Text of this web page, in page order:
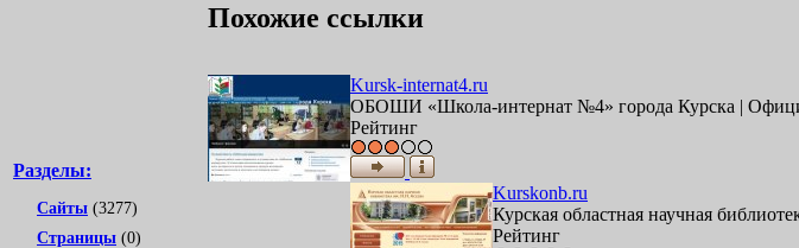
Разделы:
Сайты (3277)
Страницы (0)
Похожие ссылки
Kursk-internat4.ru
ОБОШИ «Школа-интернат №4» города Курска |
Рейтинг
Kurskonb.ru
Курская областная научная
Рейтинг